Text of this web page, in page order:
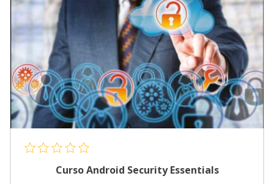
Curso Android Security Essentials